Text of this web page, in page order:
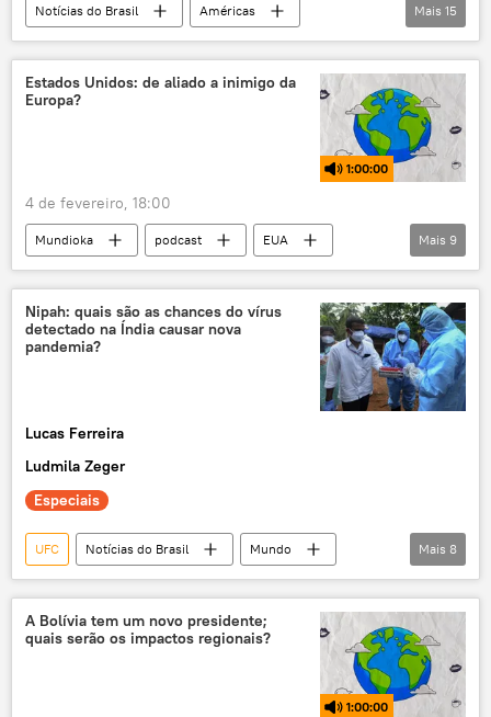
Notícias do Brasil
Américas
Luiz Inácio Lula da Silva
Evo Morales
Donald Trump
Brasil
Brasília
Bolívia
Agepen – Agência Estadual de Administração do Sistema Penitenciário (MS)
fronteiras
hidrocarbonetos
exclusiva
Petrobras
Mais 15
Estados Unidos: de aliado a inimigo da
Europa?
1:00:00
4 de fevereiro, 18:00
Mundioka podcast
EUA
Europa
rádio
Estados Unidos
Ocidente
comércio
segurança
Organização do Tratado do Atlântico Norte
Mais 9
Nipah: quais são as chances do vírus
detectado na Índia causar nova
pandemia?
Lucas Ferreira
Ludmila Zeger
Especiais
UFC Notícias do Brasil
Mundo
Ásia e Oceania
José Mauro Coelho
Tedros Adhanom Ghebreyesus
Brasil
Estados Unidos
Mais 8
A Bolívia tem um novo presidente;
quais serão os impactos regionais?
1:00:00